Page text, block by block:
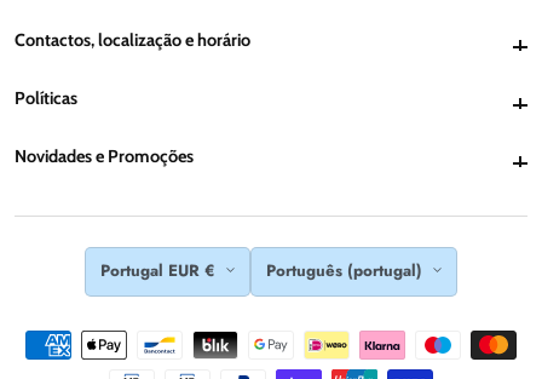
Contactos, localização e horárioContactos, localização e horário
Políticas
Novidades e PromoçõesNovidades e Promoções
Portugal EUR € Português (portugal)